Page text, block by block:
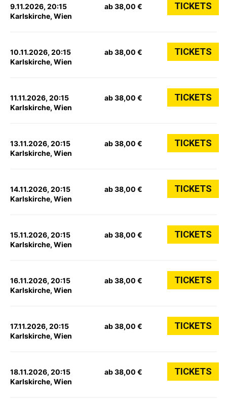
9.11.2026, 20:15
Karlskirche, Wien
ab 38,00 € TICKETS
10.11.2026, 20:15
Karlskirche, Wien
ab 38,00 € TICKETS
11.11.2026, 20:15
Karlskirche, Wien
ab 38,00 € TICKETS
13.11.2026, 20:15
Karlskirche, Wien
ab 38,00 € TICKETS
14.11.2026, 20:15
Karlskirche, Wien
ab 38,00 € TICKETS
15.11.2026, 20:15
Karlskirche, Wien
ab 38,00 € TICKETS
16.11.2026, 20:15
Karlskirche, Wien
ab 38,00 € TICKETS
17.11.2026, 20:15
Karlskirche, Wien
ab 38,00 € TICKETS
18.11.2026, 20:15
Karlskirche, Wien
ab 38,00 € TICKETS